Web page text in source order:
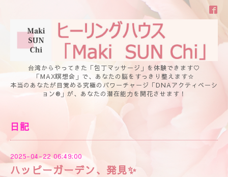
台湾からやってきた「包丁マッサージ」を体験できます♡
「MAX瞑想会」で、あなたの脳をすっきり整えます☆
本当のあなたが目覚める究極のパワーチャージ「DNAアクティベーシ
ョン®」が、あなたの潜在能力を開花させます！
日記
2025-04-22 06:49:00
ハッピーガーデン、発見✨